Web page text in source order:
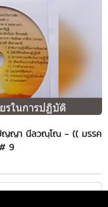
ปัญญา นีลวณฺโณ - (( มรรค
9